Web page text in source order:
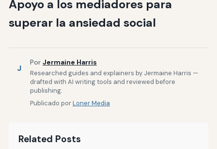
Apoyo a los mediadores para
superar la ansiedad social
J
Por Jermaine Harris
Researched guides and explainers by Jermaine Harris —
drafted with AI writing tools and reviewed before
publishing.
Publicado porLoner Media
Related Posts